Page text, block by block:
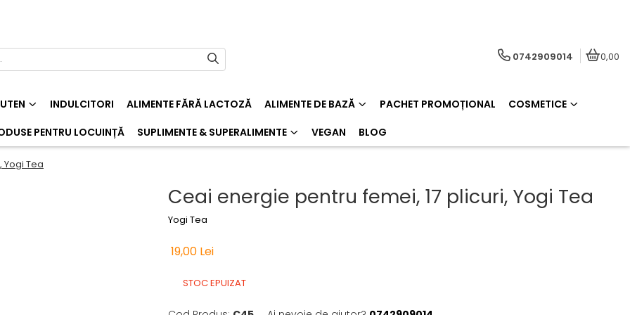
0742909014 0,00
INDULCITORI ALIMENTE FĂRĂ LACTOZĂ ALIMENTE DE BAZĂ PACHET PROMOȚIONAL
COSMETICE
PENTRU LOCUINȚĂ SUPLIMENTE & SUPERALIMENTE VEGAN BLOG
Tea
Ceai energie pentru femei, 17 plicuri, Yogi Tea
Yogi Tea
19,00 Lei
STOC EPUIZAT